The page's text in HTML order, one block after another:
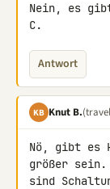
Nein, es
C.
Antwort
KB Knut B.
Nö, gibt es
größer sein.
sind